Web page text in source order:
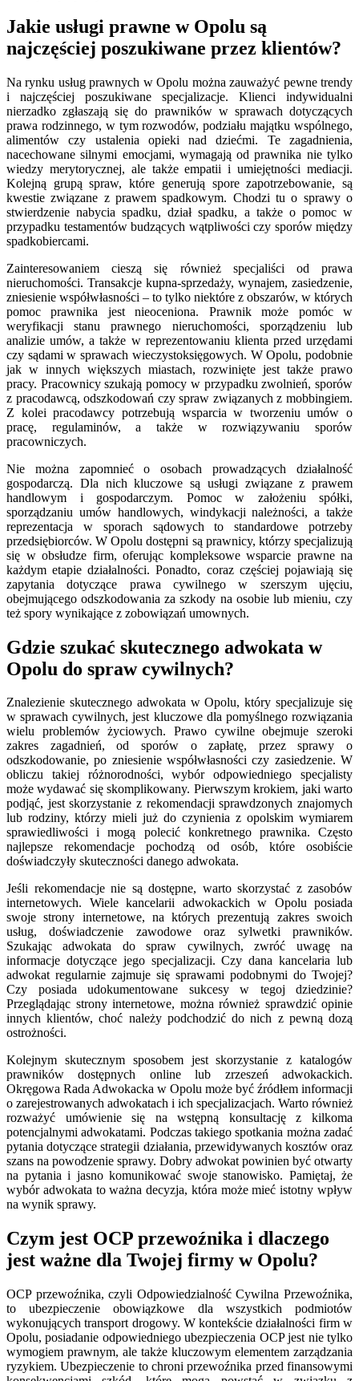
Jakie usługi prawne w Opolu są
najczęściej poszukiwane przez klientów?
Na rynku usług prawnych w Opolu można zauważyć pewne trendy
i najczęściej poszukiwane specjalizacje. Klienci indywidualni
nierzadko zgłaszają się do prawników w sprawach dotyczących
prawa rodzinnego, w tym rozwodów, podziału majątku wspólnego,
alimentów czy ustalenia opieki nad dziećmi. Te zagadnienia,
nacechowane silnymi emocjami, wymagają od prawnika nie tylko
wiedzy merytorycznej, ale także empatii i umiejętności mediacji.
Kolejną grupą spraw, które generują spore zapotrzebowanie, są
kwestie związane z prawem spadkowym. Chodzi tu o sprawy o
stwierdzenie nabycia spadku, dział spadku, a także o pomoc w
przypadku testamentów budzących wątpliwości czy sporów między
spadkobiercami.
Zainteresowaniem cieszą się również specjaliści od prawa
nieruchomości. Transakcje kupna-sprzedaży, wynajem, zasiedzenie,
zniesienie współwłasności – to tylko niektóre z obszarów, w których
pomoc prawnika jest nieoceniona. Prawnik może pomóc w
weryfikacji stanu prawnego nieruchomości, sporządzeniu lub
analizie umów, a także w reprezentowaniu klienta przed urzędami
czy sądami w sprawach wieczystoksięgowych. W Opolu, podobnie
jak w innych większych miastach, rozwinięte jest także prawo
pracy. Pracownicy szukają pomocy w przypadku zwolnień, sporów
z pracodawcą, odszkodowań czy spraw związanych z mobbingiem.
Z kolei pracodawcy potrzebują wsparcia w tworzeniu umów o
pracę, regulaminów, a także w rozwiązywaniu sporów
pracowniczych.
Nie można zapomnieć o osobach prowadzących działalność
gospodarczą. Dla nich kluczowe są usługi związane z prawem
handlowym i gospodarczym. Pomoc w założeniu spółki,
sporządzaniu umów handlowych, windykacji należności, a także
reprezentacja w sporach sądowych to standardowe potrzeby
przedsiębiorców. W Opolu dostępni są prawnicy, którzy specjalizują
się w obsłudze firm, oferując kompleksowe wsparcie prawne na
każdym etapie działalności. Ponadto, coraz częściej pojawiają się
zapytania dotyczące prawa cywilnego w szerszym ujęciu,
obejmującego odszkodowania za szkody na osobie lub mieniu, czy
też spory wynikające z zobowiązań umownych.
Gdzie szukać skutecznego adwokata w
Opolu do spraw cywilnych?
Znalezienie skutecznego adwokata w Opolu, który specjalizuje się
w sprawach cywilnych, jest kluczowe dla pomyślnego rozwiązania
wielu problemów życiowych. Prawo cywilne obejmuje szeroki
zakres zagadnień, od sporów o zapłatę, przez sprawy o
odszkodowanie, po zniesienie współwłasności czy zasiedzenie. W
obliczu takiej różnorodności, wybór odpowiedniego specjalisty
może wydawać się skomplikowany. Pierwszym krokiem, jaki warto
podjąć, jest skorzystanie z rekomendacji sprawdzonych znajomych
lub rodziny, którzy mieli już do czynienia z opolskim wymiarem
sprawiedliwości i mogą polecić konkretnego prawnika. Często
najlepsze rekomendacje pochodzą od osób, które osobiście
doświadczyły skuteczności danego adwokata.
Jeśli rekomendacje nie są dostępne, warto skorzystać z zasobów
internetowych. Wiele kancelarii adwokackich w Opolu posiada
swoje strony internetowe, na których prezentują zakres swoich
usług, doświadczenie zawodowe oraz sylwetki prawników.
Szukając adwokata do spraw cywilnych, zwróć uwagę na
informacje dotyczące jego specjalizacji. Czy dana kancelaria lub
adwokat regularnie zajmuje się sprawami podobnymi do Twojej?
Czy posiada udokumentowane sukcesy w tegoj dziedzinie?
Przeglądając strony internetowe, można również sprawdzić opinie
innych klientów, choć należy podchodzić do nich z pewną dozą
ostrożności.
Kolejnym skutecznym sposobem jest skorzystanie z katalogów
prawników dostępnych online lub zrzeszeń adwokackich.
Okręgowa Rada Adwokacka w Opolu może być źródłem informacji
o zarejestrowanych adwokatach i ich specjalizacjach. Warto również
rozważyć umówienie się na wstępną konsultację z kilkoma
potencjalnymi adwokatami. Podczas takiego spotkania można zadać
pytania dotyczące strategii działania, przewidywanych kosztów oraz
szans na powodzenie sprawy. Dobry adwokat powinien być otwarty
na pytania i jasno komunikować swoje stanowisko. Pamiętaj, że
wybór adwokata to ważna decyzja, która może mieć istotny wpływ
na wynik sprawy.
Czym jest OCP przewoźnika i dlaczego
jest ważne dla Twojej firmy w Opolu?
OCP przewoźnika, czyli Odpowiedzialność Cywilna Przewoźnika,
to ubezpieczenie obowiązkowe dla wszystkich podmiotów
wykonujących transport drogowy. W kontekście działalności firm w
Opolu, posiadanie odpowiedniego ubezpieczenia OCP jest nie tylko
wymogiem prawnym, ale także kluczowym elementem zarządzania
ryzykiem. Ubezpieczenie to chroni przewoźnika przed finansowymi